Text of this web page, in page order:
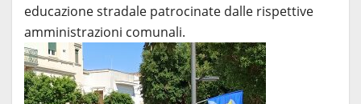
educazione stradale patrocinate dalle rispettive
amministrazioni comunali.